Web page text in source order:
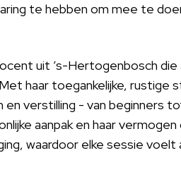
te hebben om mee te
uit ’s-Hertogenbosch
haar toegankelijke, rustige
en verstilling - van beginners
aanpak en haar
waardoor elke sessie voelt